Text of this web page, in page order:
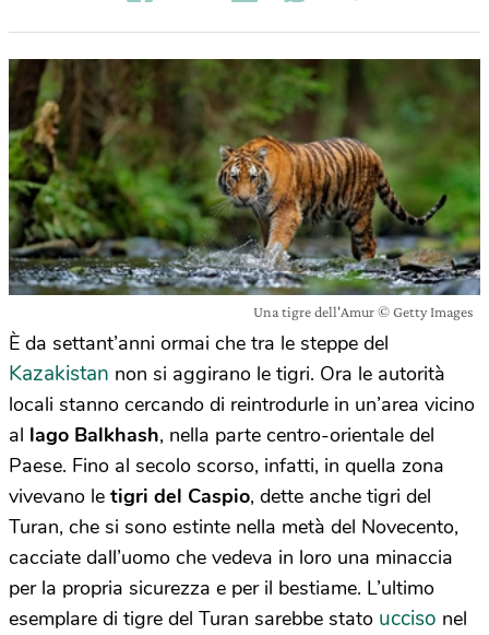
Una tigre dell'Amur © Getty Images
È da settant’anni ormai che tra le steppe del
Kazakistan non si aggirano le tigri. Ora le autorità
locali stanno cercando di reintrodurle in un’area vicino
al lago Balkhash, nella parte centro-orientale del
Paese. Fino al secolo scorso, infatti, in quella zona
vivevano le tigri del Caspio, dette anche tigri del
Turan, che si sono estinte nella metà del Novecento,
cacciate dall’uomo che vedeva in loro una minaccia
per la propria sicurezza e per il bestiame. L’ultimo
esemplare di tigre del Turan sarebbe stato ucciso nel